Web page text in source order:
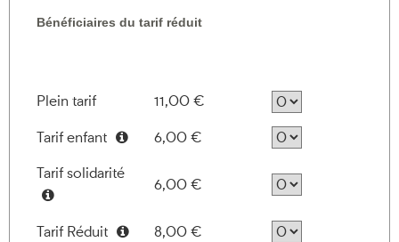
Bénéficiaires du tarif réduit
Plein tarif
11,00 €
Tarif enfant
6,00 €
Tarif solidarité
6,00 €
Tarif Réduit
8,00 €